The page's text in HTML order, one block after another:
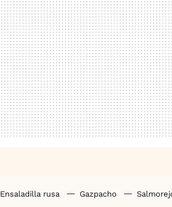
Ensaladilla rusa Gazpacho